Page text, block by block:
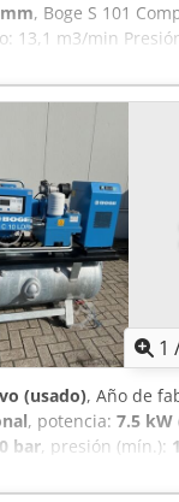
, Boge S 101
13,1 m3/min
Horas de
1
(usado), Año de
, potencia: 7.5 kW
bar, presión (mín.):
nuevo. 2500